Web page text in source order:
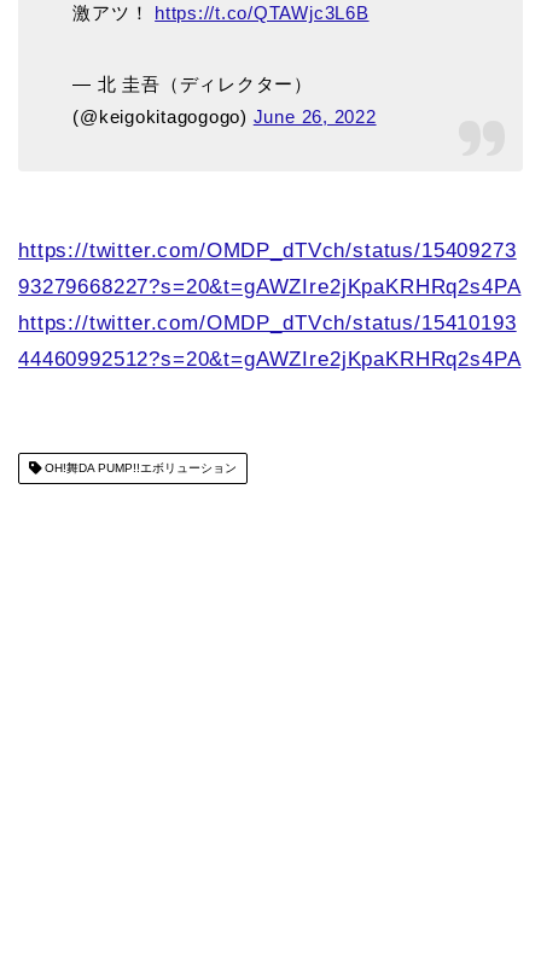
激アツ！ https://t.co/QTAWjc3L6B
— 北 圭吾（ディレクター）
(@keigokitagogogo) June 26, 2022
https://twitter.com/OMDP_dTVch/status/15409273
93279668227?s=20&t=gAWZIre2jKpaKRHRq2s4PA
https://twitter.com/OMDP_dTVch/status/15410193
44460992512?s=20&t=gAWZIre2jKpaKRHRq2s4PA
OH!舞DA PUMP!!エボリューション